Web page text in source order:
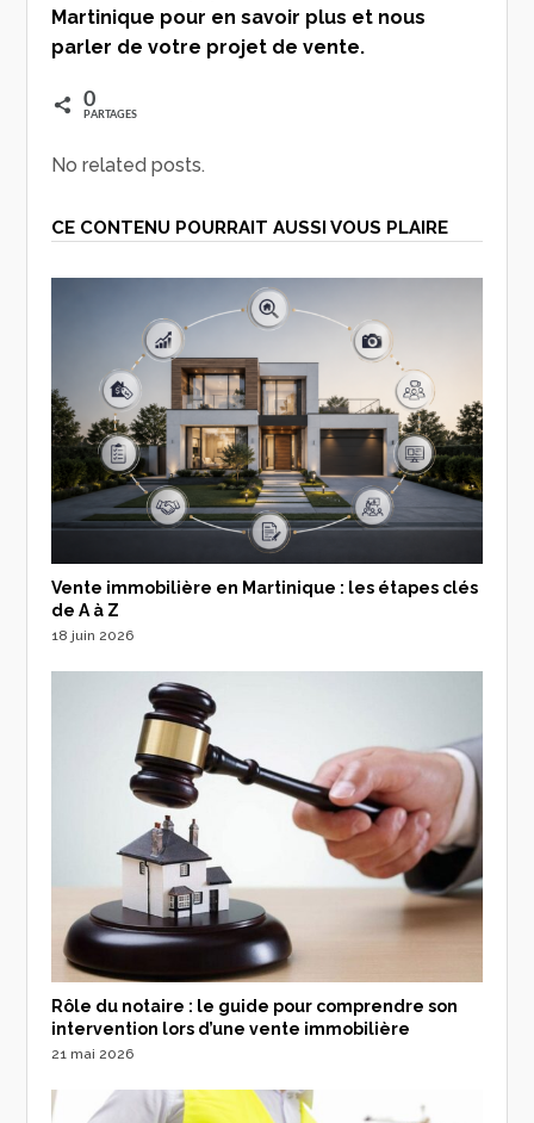
Martinique pour en savoir plus et nous
parler de votre projet de vente.
0
PARTAGES
No related posts.
CE CONTENU POURRAIT AUSSI VOUS PLAIRE
Vente immobilière en Martinique : les étapes clés
de A à Z
18 juin 2026
Rôle du notaire : le guide pour comprendre son
intervention lors d’une vente immobilière
21 mai 2026